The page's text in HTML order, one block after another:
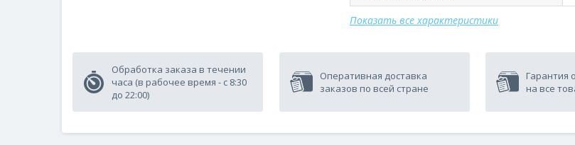
Показать все характеристики
Обработка заказа в течении
часа (в рабочее время - с 8:30
до 22:00)
Оперативная доставка
заказов по всей стране
Гарантия
на все